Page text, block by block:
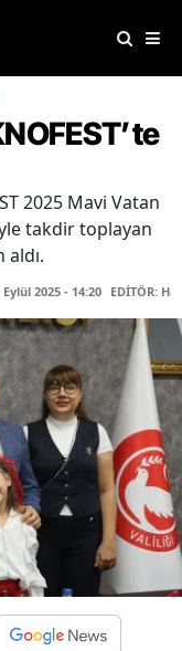
2025 Mavi Vatan
takdir toplayan
Eylül 2025 - 14:20 EDİTÖR: